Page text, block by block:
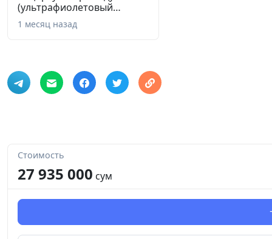
(ультрафиолетовый
обеззаражив...
1 месяц назад
Стоимость
27 935 000 сум